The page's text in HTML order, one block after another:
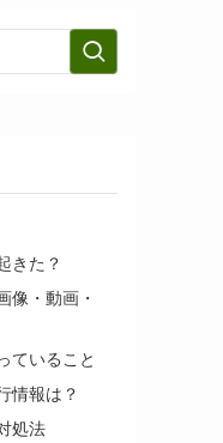
きた？
像・動画・
ていること
情報は？
処法